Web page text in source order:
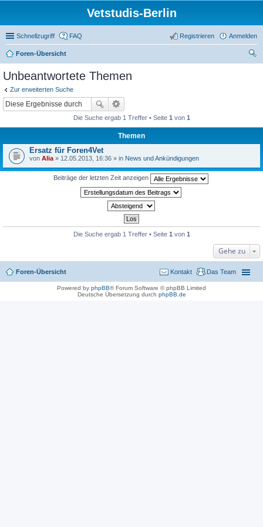
Vetstudis-Berlin
Schnellzugriff FAQ Anmelden
Registrieren
Foren-Übersicht
Unbeantwortete Themen
Zur erweiterten Suche
Die Suche ergab 1 Treffer • Seite 1 von 1
Themen
Ersatz für Foren4Vet
von Alia » 12.05.2013, 16:36 » in News und Ankündigungen
Beiträge der letzten Zeit anzeigen
Die Suche ergab 1 Treffer • Seite 1 von 1
Gehe zu
Foren-Übersicht Das Team
Kontakt
Powered by phpBB® Forum Software © phpBB Limited
Deutsche Übersetzung durch phpBB.de